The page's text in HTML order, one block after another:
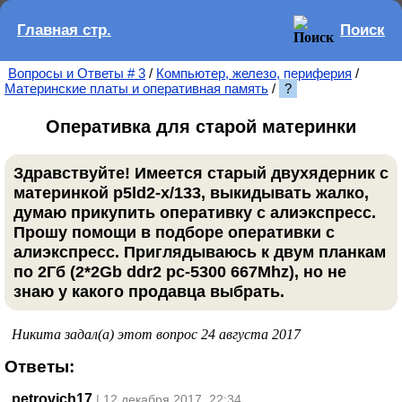
Главная стр. Поиск
Вопросы и Ответы # 3 / Компьютер, железо, периферия /
Материнские платы и оперативная память / ?
Оперативка для старой материнки
Здравствуйте! Имеется старый двухядерник с
материнкой p5ld2-x/133, выкидывать жалко,
думаю прикупить оперативку с алиэкспресс.
Прошу помощи в подборе оперативки с
алиэкспресс. Приглядываюсь к двум планкам
по 2Гб (2*2Gb ddr2 pc-5300 667Mhz), но не
знаю у какого продавца выбрать.
Никита задал(а) этот вопрос 24 августа 2017
Ответы: